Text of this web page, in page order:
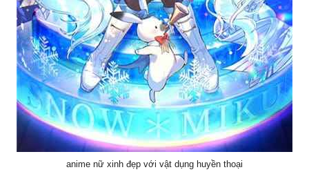
anime nữ xinh đẹp với vật dụng huyền thoại